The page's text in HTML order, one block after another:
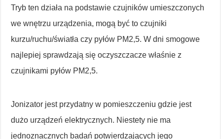
Tryb ten działa na podstawie czujników umieszczonych
we wnętrzu urządzenia, mogą być to czujniki
kurzu/ruchu/światła czy pyłów PM2,5. W dni smogowe
najlepiej sprawdzają się oczyszczacze właśnie z
czujnikami pyłów PM2,5.
Jonizator jest przydatny w pomieszczeniu gdzie jest
dużo urządzeń elektrycznych. Niestety nie ma
jednoznacznych badań potwierdzających jego